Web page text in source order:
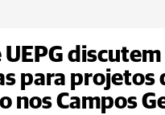
UEPG discutem
para projetos
nos Campos